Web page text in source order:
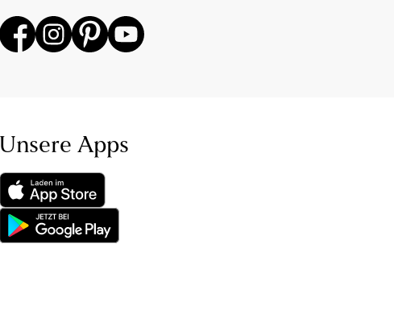
Unsere Apps